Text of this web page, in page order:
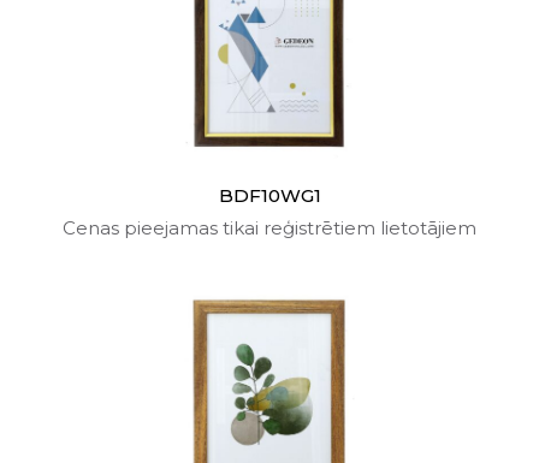
BDF10WG1
Cenas pieejamas tikai reģistrētiem lietotājiem